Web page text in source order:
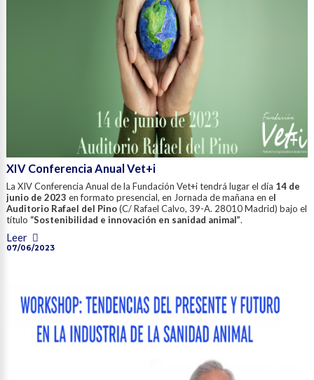
XIV Conferencia Anual Vet+i
La XIV Conferencia Anual de la Fundación Vet+i tendrá lugar el día 14 de
junio de 2023 en formato presencial, en Jornada de mañana en el
Auditorio Rafael del Pino(C/ Rafael Calvo, 39-A. 28010 Madrid) bajo el
título “Sostenibilidad e innovación en sanidad animal”.
Leer
07/06/2023